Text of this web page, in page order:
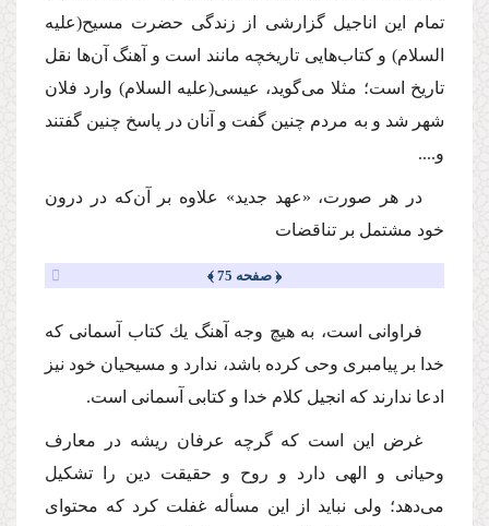
تمام این اناجیل گزارشى از زندگى حضرت مسیح(علیه
السلام) و كتاب‌هایى تاریخچه مانند است و آهنگ آن‌ها نقل
تاریخ است؛ مثلا مى‌گوید، عیسى(علیه السلام) وارد فلان
شهر شد و به مردم چنین گفت و آنان در پاسخ چنین گفتند
و...‌.
در هر صورت، «عهد جدید» علاوه بر آن‌كه در درون
خود مشتمل بر تناقضات
﴿ صفحه 75 ﴾
فراوانى است، به هیچ وجه آهنگ یك كتاب آسمانى كه
خدا بر پیامبرى وحى كرده باشد، ندارد و مسیحیان خود نیز
ادعا ندارند كه انجیل كلام خدا و كتابى آسمانى است.
غرض این است كه گرچه عرفان ریشه در معارف
وحیانى و الهى دارد و روح و حقیقت دین را تشكیل
مى‌دهد؛ ولى نباید از این مسأله غفلت كرد كه محتواى